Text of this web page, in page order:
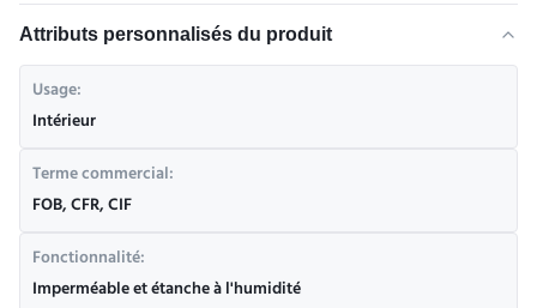
Attributs personnalisés du produit
Usage:
Intérieur
Terme commercial:
FOB, CFR, CIF
Fonctionnalité:
Imperméable et étanche à l'humidité